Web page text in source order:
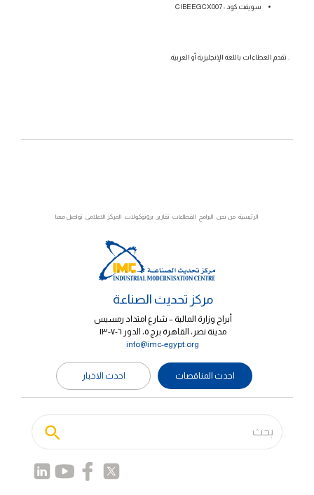
سويفت كود : CIBEEGCX007
. تقدم العطاءات باللغة الإنجليزية أو العربية.
الرئيسية من نحن البرامج القطاعات تقارير بروتوكولات المركز الاعلامى تواصل معنا
مركز تحديث الصناعة
أبراج وزارة المالية – شارع امتداد رمسيس
مدينة نصر، القاهرة برج ٥، الدور ٦-٧-١٣
info@imc-egypt.org
احدث المناقصات احدث الاخبار